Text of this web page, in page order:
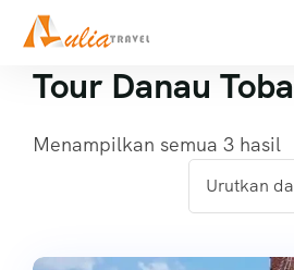
Tour Danau Toba
Menampilkan semua 3 hasil